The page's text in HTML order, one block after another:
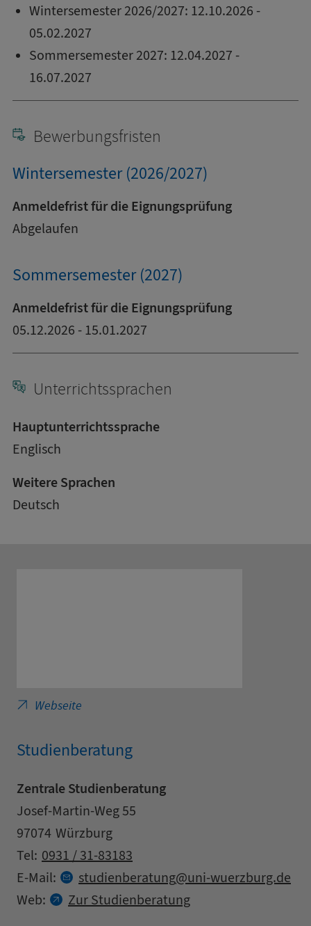
Wintersemester 2026/2027: 12.10.2026 -
05.02.2027
Sommersemester 2027: 12.04.2027 -
16.07.2027
Bewerbungsfristen
Wintersemester (2026/2027)
Anmeldefrist für die Eignungsprüfung
Abgelaufen
Sommersemester (2027)
Anmeldefrist für die Eignungsprüfung
05.12.2026 - 15.01.2027
Unterrichtssprachen
Hauptunterrichtssprache
Englisch
Weitere Sprachen
Deutsch
Webseite
Studienberatung
Zentrale Studienberatung
Adresse
Straße
Josef-Martin-Weg 55
Postleitzahl
97074
Stadt Würzburg
Kontaktdaten
Tel: 0931 / 31-83183
E-Mail:
studienberatung at
uni-wuerzburg.de
Web:
Zur Studienberatung